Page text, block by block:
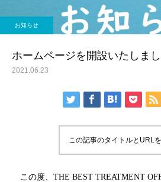
年末年始休診日のお知らせ
お知らせ
ホームページを開設いたしま
2021.06.23
この記事のタイトルとURL
この度、THE BEST TREATMENT